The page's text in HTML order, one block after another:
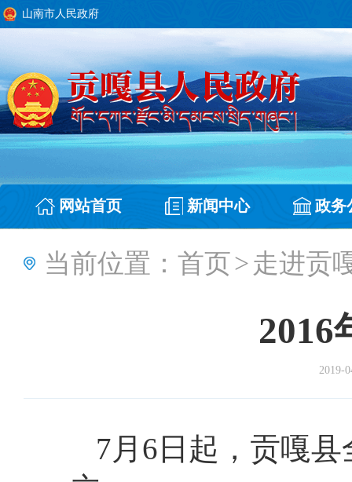
山南市人民政府
网站首页 新闻中心 政务
当前位置： 首页>走进贡
2016
2019-
7月6日起，贡嘎